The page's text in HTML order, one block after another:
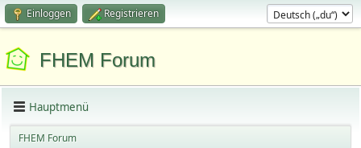
Einloggen Registrieren
FHEM Forum
Hauptmenü
FHEM Forum